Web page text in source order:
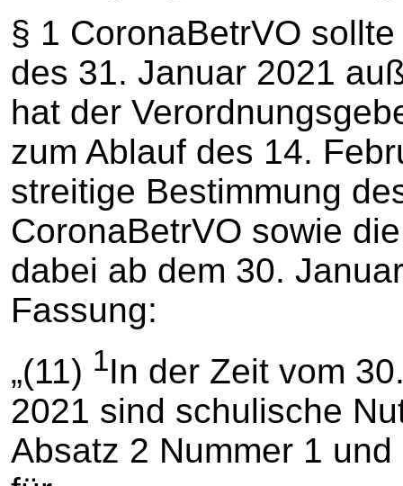
§ 1 CoronaBetrVO
des 31. Januar 2021
hat der
zum Ablauf des 14.
streitige Bestimmung
CoronaBetrVO sowie
dabei ab dem 30.
Fassung:
„(11) 1In der Zeit vom
2021 sind schulische
Absatz 2 Nummer 1